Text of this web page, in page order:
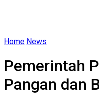
Home News
Pemerintah
Pangan dan